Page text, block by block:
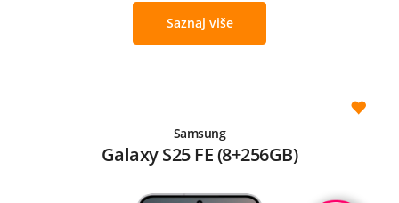
Saznaj više
Samsung
Galaxy S25 FE (8+256GB)